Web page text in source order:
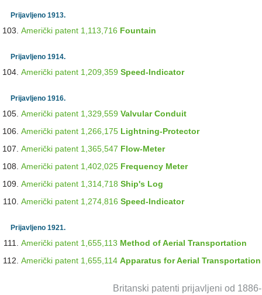
Prijavljeno 1913.
Američki patent 1,113,716 Fountain
Prijavljeno 1914.
Američki patent 1,209,359 Speed-Indicator
Prijavljeno 1916.
Američki patent 1,329,559 Valvular Conduit
Američki patent 1,266,175 Lightning-Protector
Američki patent 1,365,547 Flow-Meter
Američki patent 1,402,025 Frequency Meter
Američki patent 1,314,718 Ship's Log
Američki patent 1,274,816 Speed-Indicator
Prijavljeno 1921.
Američki patent 1,655,113 Method of Aerial Transportation
Američki patent 1,655,114 Apparatus for Aerial Transportation
Britanski patenti prijavljeni od